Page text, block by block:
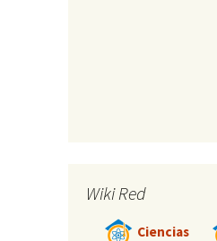
Wiki Red
Ciencias